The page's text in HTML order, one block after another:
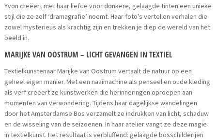
Yvon creëert met haar liefde voor donkere, gelaagde tinten een unieke
stijl die ze zelf ‘dramagrafie’ noemt. Haar foto’s vertellen verhalen die
zowel mysterieus als krachtig zijn en trekken je diep de wereld van het
beeld in.
MARIJKE VAN OOSTRUM – LICHT GEVANGEN IN TEXTIEL
Textielkunstenaar Marijke van Oostrum vertaalt de natuur op een
geheel eigen manier. Met een naaimachine als penseel en oude kleding
als verf creëert ze kunstwerken die herinneringen oproepen aan
momenten van verwondering. Tijdens haar dagelijkse wandelingen
door het Amsterdamse Bos verzamelt ze indrukken van licht, schaduw
en de wisseling van de seizoenen. In haar atelier vangt ze deze magie
in textielkunst. Het resultaat is verbluffend: gelaagde bosschilderijen